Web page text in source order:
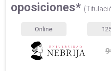
oposiciones*
Online